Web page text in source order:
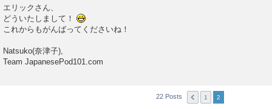
o
s
t
エリックさん、
どういたしまして！
これからもがんばってくださいね！
Natsuko(奈津子),
Team JapanesePod101.com
22 Posts 1 2